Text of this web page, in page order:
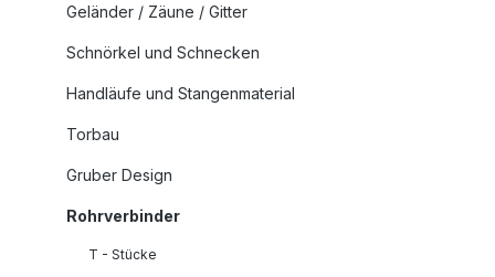
Geländer / Zäune / Gitter
Schnörkel und Schnecken
Handläufe und Stangenmaterial
Torbau
Gruber Design
Rohrverbinder
T - Stücke